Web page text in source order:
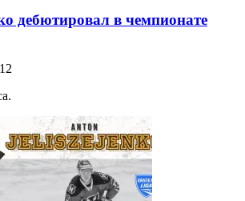
дебютировал в чемпионате